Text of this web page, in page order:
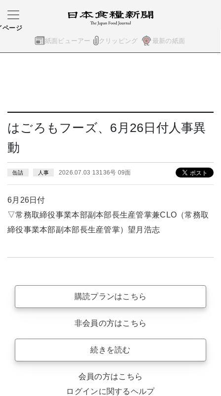
紙面ビューアー クリッピング 最新の紙面
ページ
はごろもフーズ、6月26日付人事異
動
缶詰 人事 2026.07.03 13136号 09面
6月26日付
▽常務取締役事業本部副本部長生産管掌兼CLO（常務取
締役事業本部副本部長生産管掌）望月浩志
購読プランはこちら
非会員の方はこちら
続きを読む
会員の方はこちら
ログインに関するヘルプ